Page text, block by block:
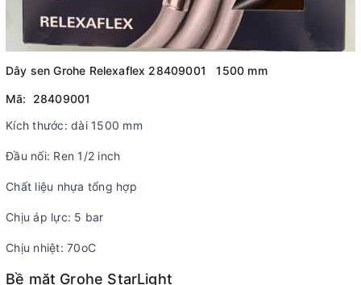
Dây sen Grohe Relexaflex 28409001 1500 mm
Mã: 28409001
Kích thước: dài 1500 mm
Đầu nối: Ren 1/2 inch
Chất liệu nhựa tổng hợp
Chịu áp lực: 5 bar
Chịu nhiệt: 70oC
Bề mặt Grohe StarLight